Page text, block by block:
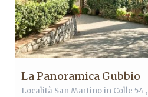
La Panoramica Gubbio
Località San Martino in Colle 54 ,